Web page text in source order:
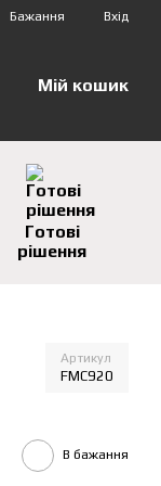
Бажання Вхід
Мій кошик
Готові
рішення
Артикул
FMC920
В бажання